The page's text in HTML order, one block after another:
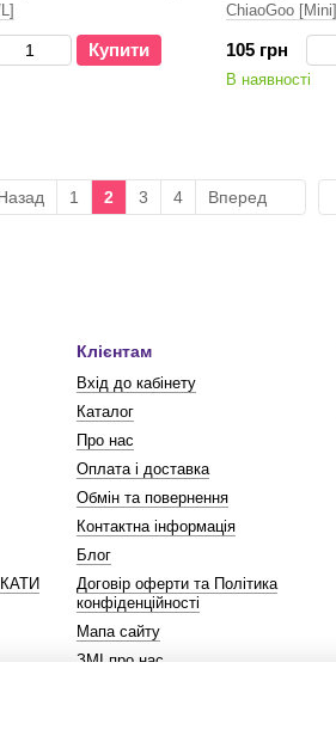
Купити
ChiaoGoo [Mini]
105 грн
В наявності
1 2 3 4 Вперед
Клієнтам
Вхід до кабінету
Каталог
Про нас
Оплата і доставка
Обмін та повернення
Контактна інформація
Блог
Договір оферти та Політика
конфіденційності
Мапа сайту
ЗМІ про нас